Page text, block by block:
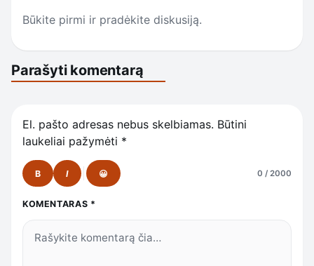
Būkite pirmi ir pradėkite diskusiją.
Parašyti komentarą
El. pašto adresas nebus skelbiamas. Būtini
laukeliai pažymėti *
B I 😀 0 / 2000
KOMENTARAS *